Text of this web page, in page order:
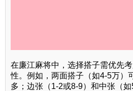
在廉江麻将中，选择搭子需优先
性。例如，两面搭子（如4-5万）
多；边张（1-2或8-9）和中张（